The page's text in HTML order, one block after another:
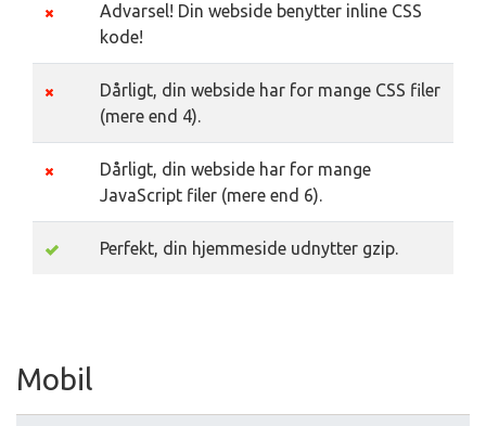
Advarsel! Din webside benytter inline CSS
kode!
Dårligt, din webside har for mange CSS filer
(mere end 4).
Dårligt, din webside har for mange
JavaScript filer (mere end 6).
Perfekt, din hjemmeside udnytter gzip.
Mobil